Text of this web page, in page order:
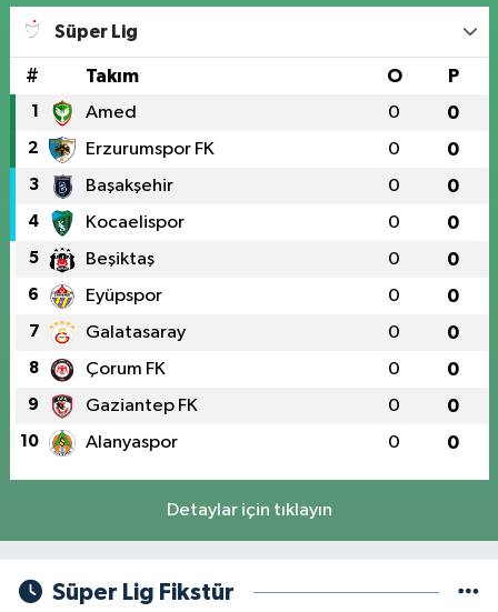
Süper Lig
# Takım O P
1 Amed 0 0
2 Erzurumspor FK 0 0
3 Başakşehir 0 0
4 Kocaelispor 0 0
5 Beşiktaş 0 0
6 Eyüpspor 0 0
7 Galatasaray 0 0
8 Çorum FK 0 0
9 Gaziantep FK 0 0
10 Alanyaspor 0 0
Detaylar için tıklayın
Süper Lig Fikstür